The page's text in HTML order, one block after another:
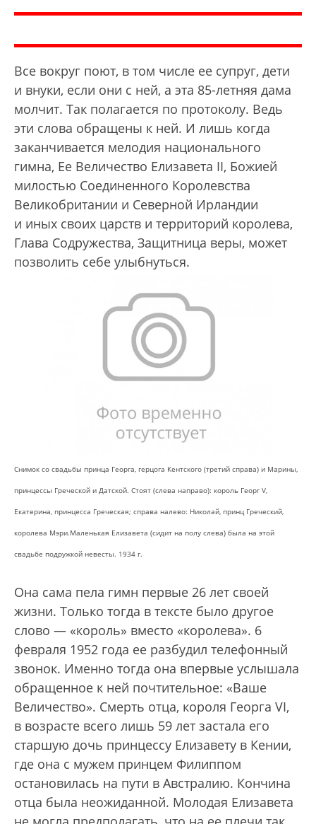
Все вокруг поют, в том числе ее супруг, дети
и внуки, если они с ней, а эта 85-летняя дама
молчит. Так полагается по протоколу. Ведь
эти слова обращены к ней. И лишь когда
заканчивается мелодия национального
гимна, Ее Величество Елизавета II, Божией
милостью Соединенного Королевства
Великобритании и Северной Ирландии
и иных своих царств и территорий королева,
Глава Содружества, Защитница веры, может
позволить себе улыбнуться.
Снимок со свадьбы принца Георга, герцога Кентского (третий справа) и Марины,
принцессы Греческой и Датской. Стоят (слева направо): король Георг V,
Екатерина, принцесса Греческая; справа налево: Николай, принц Греческий,
королева Мэри.Маленькая Елизавета (сидит на полу слева) была на этой
свадьбе подружкой невесты. 1934 г.
Она сама пела гимн первые 26 лет своей
жизни. Только тогда в тексте было другое
слово — «король» вместо «королева». 6
февраля 1952 года ее разбудил телефонный
звонок. Именно тогда она впервые услышала
обращенное к ней почтительное: «Ваше
Величество». Смерть отца, короля Георга VI,
в возрасте всего лишь 59 лет застала его
старшую дочь принцессу Елизавету в Кении,
где она с мужем принцем Филиппом
остановилась на пути в Австралию. Кончина
отца была неожиданной. Молодая Елизавета